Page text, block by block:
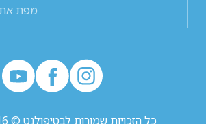
מפת
כל הזכויות שמורות לבטיפולנט © 2016 - 2023